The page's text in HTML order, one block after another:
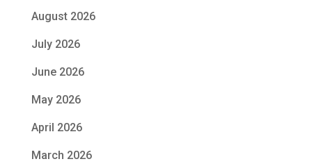
August 2026
July 2026
June 2026
May 2026
April 2026
March 2026